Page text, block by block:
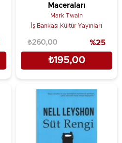
Maceraları
Mark Twain
İş Bankası Kültür Yayınları
₺195,00
₺260,00 %25